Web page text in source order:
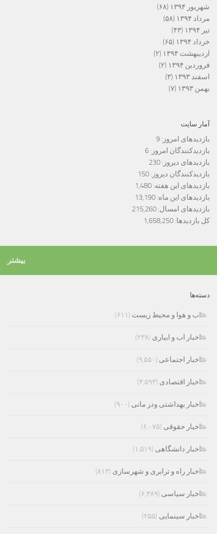
شهریور ۱۳۹۴
(۶۸)
مرداد ۱۳۹۴
(۵۸)
تیر ۱۳۹۴
(۴۳)
خرداد ۱۳۹۴
(۶۵)
اردیبهشت ۱۳۹۴
(۲)
فروردین ۱۳۹۴
(۲)
اسفند ۱۳۹۳
(۳)
بهمن ۱۳۹۳
(۷)
آمار سایت
بازدیدهای امروز: 9
بازدیدکنندگان امروز: 6
بازدیدهای دیروز: 230
بازدیدکنندگان دیروز: 150
بازدیدهای این هفته: 1,480
بازدیدهای این ماه: 13,190
بازدیدهای امسال: 215,260
کل بازدیدها: 1,658,250
بیشتر
دسته‌ها
اب و هوا و محیط زیست (۶۱۱)
اخبار اب و ابیاری (۲۳۸)
اخبار اجتماعی (۹,۵۵۰)
اخبار اقتصادی (۳,۵۹۳)
اخبار بهداشتی ودر مانی (۹۰۰)
اخبار حقوقی (۶,۰۷۵)
اخبار دانشگاهی (۱,۵۱۹)
اخبار راه و ترابری و شهرسازی (۸۱۳)
اخبار سیاسی (۶,۳۸۹)
اخبار سینمایی (۲۵۵)